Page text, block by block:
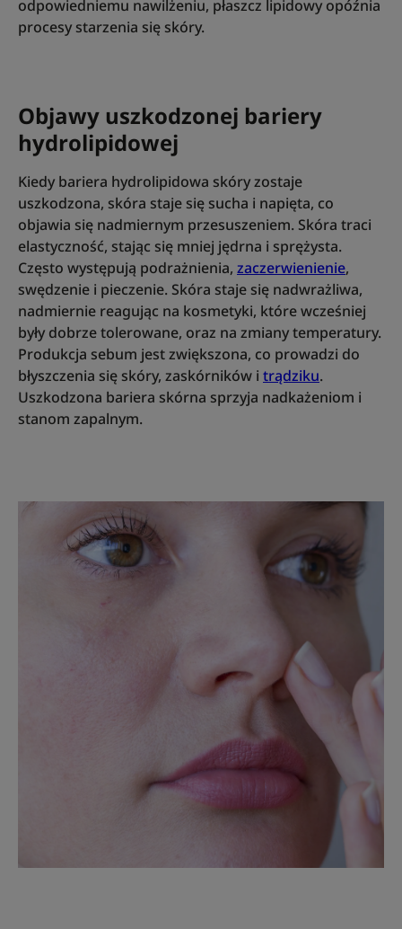
odpowiedniemu nawilżeniu, płaszcz lipidowy opóźnia
procesy starzenia się skóry.
Objawy uszkodzonej bariery
hydrolipidowej
Kiedy bariera hydrolipidowa skóry zostaje
uszkodzona, skóra staje się sucha i napięta, co
objawia się nadmiernym przesuszeniem. Skóra traci
elastyczność, stając się mniej jędrna i sprężysta.
Często występują podrażnienia, zaczerwienienie,
swędzenie i pieczenie. Skóra staje się nadwrażliwa,
nadmiernie reagując na kosmetyki, które wcześniej
były dobrze tolerowane, oraz na zmiany temperatury.
Produkcja sebum jest zwiększona, co prowadzi do
błyszczenia się skóry, zaskórników i trądziku.
Uszkodzona bariera skórna sprzyja nadkażeniom i
stanom zapalnym.